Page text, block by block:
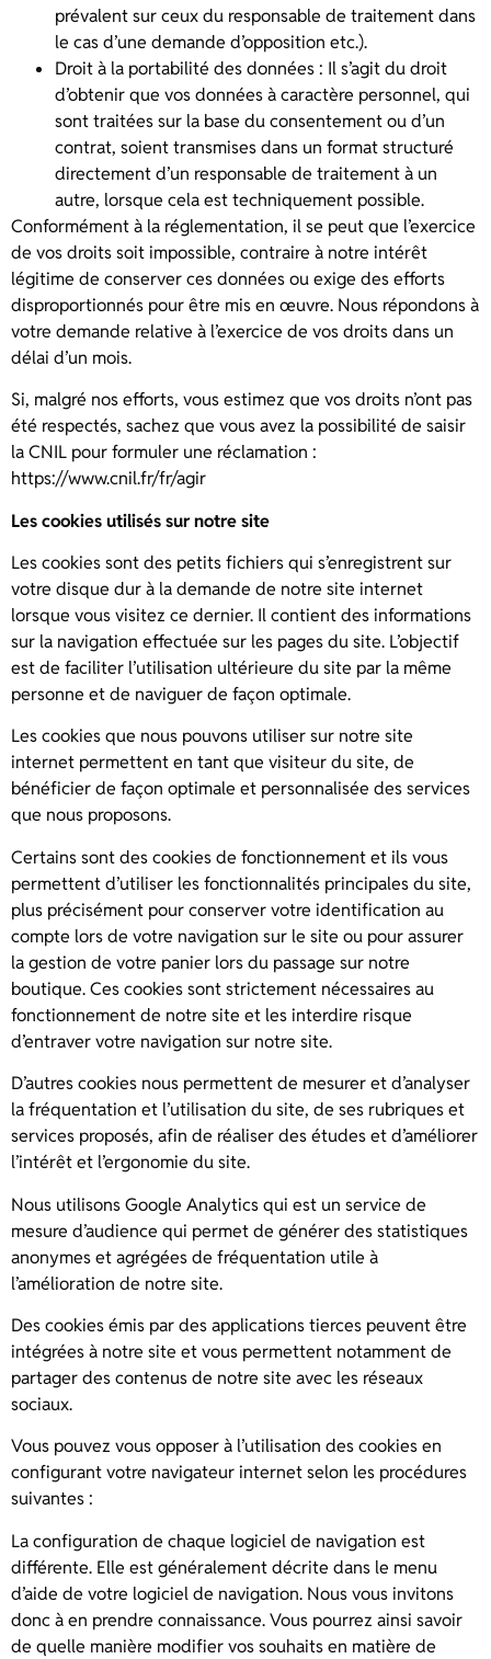
prévalent sur ceux du responsable de traitement dans
le cas d’une demande d’opposition etc.).
Droit à la portabilité des données : Il s’agit du droit
d’obtenir que vos données à caractère personnel, qui
sont traitées sur la base du consentement ou d’un
contrat, soient transmises dans un format structuré
directement d’un responsable de traitement à un
autre, lorsque cela est techniquement possible.
Conformément à la réglementation, il se peut que l’exercice
de vos droits soit impossible, contraire à notre intérêt
légitime de conserver ces données ou exige des efforts
disproportionnés pour être mis en œuvre. Nous répondons à
votre demande relative à l’exercice de vos droits dans un
délai d’un mois.
Si, malgré nos efforts, vous estimez que vos droits n’ont pas
été respectés, sachez que vous avez la possibilité de saisir
la CNIL pour formuler une réclamation :
https://www.cnil.fr/fr/agir
Les cookies utilisés sur notre site
Les cookies sont des petits fichiers qui s’enregistrent sur
votre disque dur à la demande de notre site internet
lorsque vous visitez ce dernier. Il contient des informations
sur la navigation effectuée sur les pages du site. L’objectif
est de faciliter l’utilisation ultérieure du site par la même
personne et de naviguer de façon optimale.
Les cookies que nous pouvons utiliser sur notre site
internet permettent en tant que visiteur du site, de
bénéficier de façon optimale et personnalisée des services
que nous proposons.
Certains sont des cookies de fonctionnement et ils vous
permettent d’utiliser les fonctionnalités principales du site,
plus précisément pour conserver votre identification au
compte lors de votre navigation sur le site ou pour assurer
la gestion de votre panier lors du passage sur notre
boutique. Ces cookies sont strictement nécessaires au
fonctionnement de notre site et les interdire risque
d’entraver votre navigation sur notre site.
D’autres cookies nous permettent de mesurer et d’analyser
la fréquentation et l’utilisation du site, de ses rubriques et
services proposés, afin de réaliser des études et d’améliorer
l’intérêt et l’ergonomie du site.
Nous utilisons Google Analytics qui est un service de
mesure d’audience qui permet de générer des statistiques
anonymes et agrégées de fréquentation utile à
l’amélioration de notre site.
Des cookies émis par des applications tierces peuvent être
intégrées à notre site et vous permettent notamment de
partager des contenus de notre site avec les réseaux
sociaux.
Vous pouvez vous opposer à l’utilisation des cookies en
configurant votre navigateur internet selon les procédures
suivantes :
La configuration de chaque logiciel de navigation est
différente. Elle est généralement décrite dans le menu
d’aide de votre logiciel de navigation. Nous vous invitons
donc à en prendre connaissance. Vous pourrez ainsi savoir
de quelle manière modifier vos souhaits en matière de